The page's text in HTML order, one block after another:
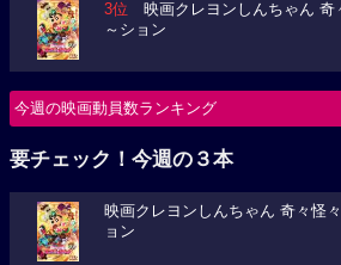
3位 映画クレヨンしんちゃん 奇
～ション
今週の映画動員数ランキング
要チェック！今週の３本
映画クレヨンしんちゃん 奇々怪
ョン